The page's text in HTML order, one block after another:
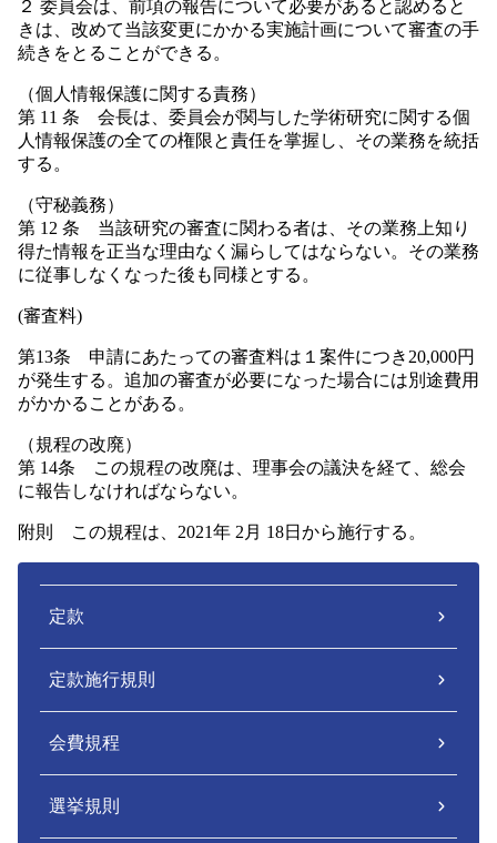
２ 委員会は、前項の報告について必要があると認めると
きは、改めて当該変更にかかる実施計画について審査の手
続きをとることができる。
（個人情報保護に関する責務）
第 11 条 会長は、委員会が関与した学術研究に関する個
人情報保護の全ての権限と責任を掌握し、その業務を統括
する。
（守秘義務）
第 12 条 当該研究の審査に関わる者は、その業務上知り
得た情報を正当な理由なく漏らしてはならない。その業務
に従事しなくなった後も同様とする。
(審査料)
第13条 申請にあたっての審査料は１案件につき20,000円
が発生する。追加の審査が必要になった場合には別途費用
がかかることがある。
（規程の改廃）
第 14条 この規程の改廃は、理事会の議決を経て、総会
に報告しなければならない。
附則 この規程は、2021年 2月 18日から施行する。
定款
定款施行規則
会費規程
選挙規則